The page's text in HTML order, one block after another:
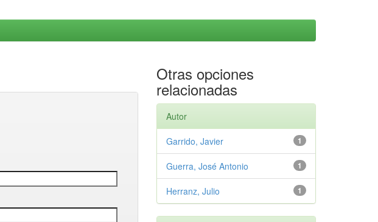
Otras opciones
relacionadas
Autor
1
Garrido, Javier
1
Guerra, José Antonio
1
Herranz, Julio